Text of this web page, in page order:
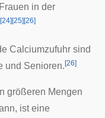
in der
[24] [25] [26]
Calciumzufuhr sind
und Senioren. [26]
größeren Mengen
ist eine